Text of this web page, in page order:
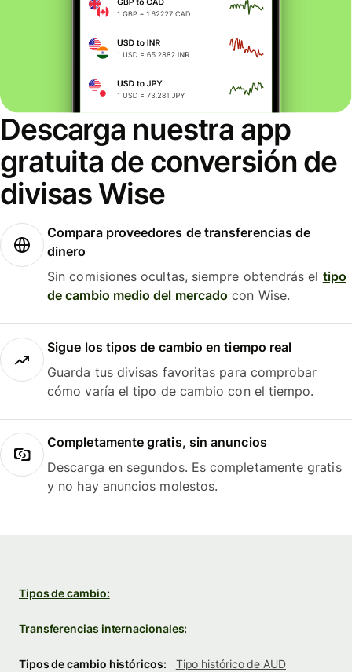
Descarga nuestra app
gratuita de conversión de
divisas Wise
Compara proveedores de transferencias de
dinero
Sin comisiones ocultas, siempre obtendrás el tipo
de cambio medio del mercado con Wise.
Sigue los tipos de cambio en tiempo real
Guarda tus divisas favoritas para comprobar
cómo varía el tipo de cambio con el tiempo.
Completamente gratis, sin anuncios
Descarga en segundos. Es completamente gratis
y no hay anuncios molestos.
Tipos de cambio:
Transferencias internacionales:
Tipos de cambio históricos:
Tipo histórico de AUD